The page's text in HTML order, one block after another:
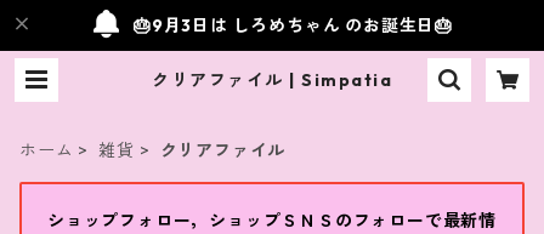
🎂9月3日は しろめちゃん のお誕生日🎂
クリアファイル | Simpatia
ホーム 雑貨 クリアファイル
ショップフォロー，ショップＳＮＳのフォローで最新情